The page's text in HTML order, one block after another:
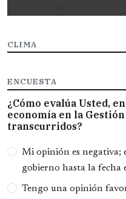
CLIMA
ENCUESTA
¿Cómo evalúa Usted,
economía en la
transcurridos?
Opciones
Mi opinión es negativa;
gobierno hasta la fecha
Tengo una opinión